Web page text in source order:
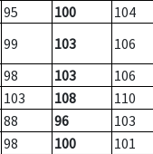
95 100
104
99 103
106
98 103
106
103 108
110
88 96
103
98 100
101